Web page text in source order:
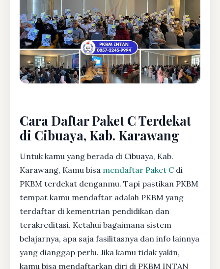
Cara Daftar Paket C Terdekat
di Cibuaya, Kab. Karawang
Untuk kamu yang berada di Cibuaya, Kab.
Karawang, Kamu bisa mendaftar Paket C di
PKBM terdekat denganmu. Tapi pastikan PKBM
tempat kamu mendaftar adalah PKBM yang
terdaftar di kementrian pendidikan dan
terakreditasi. Ketahui bagaimana sistem
belajarnya, apa saja fasilitasnya dan info lainnya
yang dianggap perlu. Jika kamu tidak yakin,
kamu bisa mendaftarkan diri di PKBM INTAN